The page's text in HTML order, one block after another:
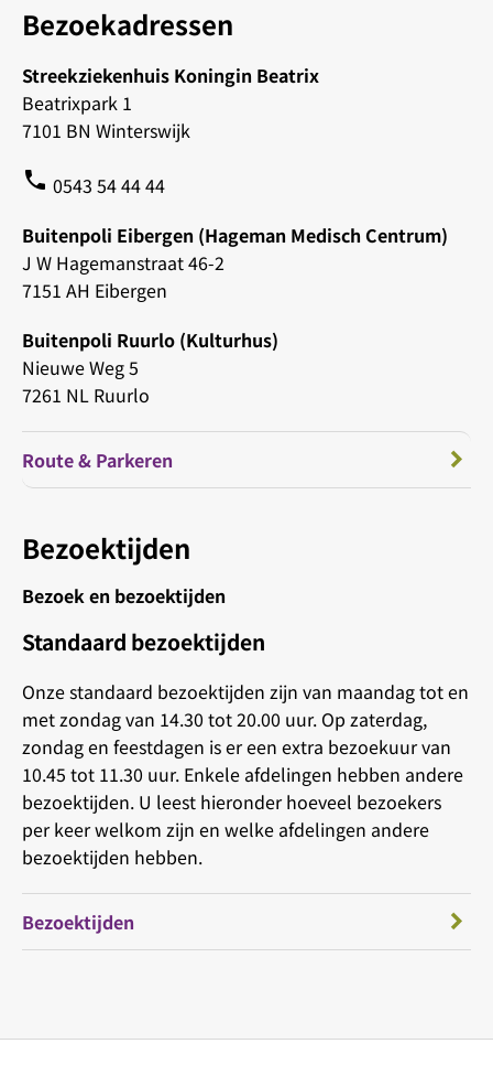
Bezoekadressen
Streekziekenhuis Koningin Beatrix
Beatrixpark 1
7101 BN Winterswijk
phone 0543 54 44 44
Buitenpoli Eibergen (Hageman Medisch Centrum)
J W Hagemanstraat 46-2
7151 AH Eibergen
Buitenpoli Ruurlo (Kulturhus)
Nieuwe Weg 5
7261 NL Ruurlo
Route & Parkeren
Bezoektijden
Bezoek en bezoektijden
Standaard bezoektijden
Onze standaard bezoektijden zijn van maandag tot en
met zondag van 14.30 tot 20.00 uur. Op zaterdag,
zondag en feestdagen is er een extra bezoekuur van
10.45 tot 11.30 uur. Enkele afdelingen hebben andere
bezoektijden. U leest hieronder hoeveel bezoekers
per keer welkom zijn en welke afdelingen andere
bezoektijden hebben.
Bezoektijden